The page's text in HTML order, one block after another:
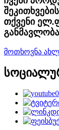
თქვენი
მოთხოვნა